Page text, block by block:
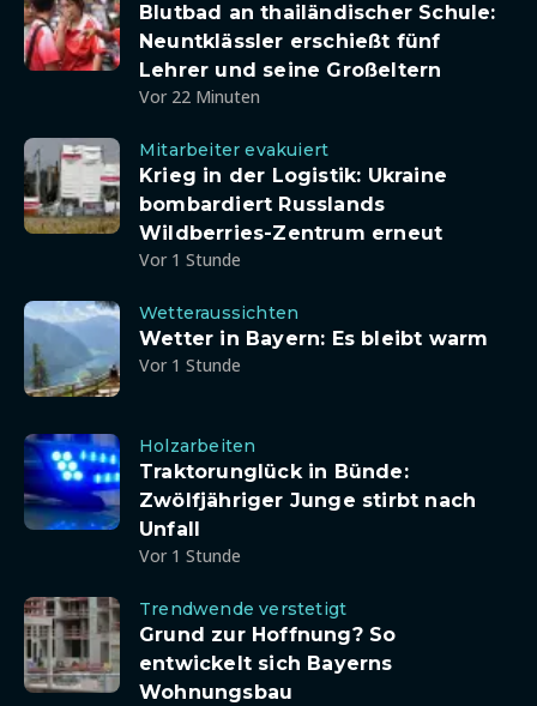
Blutbad an thailändischer Schule:
Neuntklässler erschießt fünf
Lehrer und seine Großeltern
Vor 22 Minuten
Mitarbeiter evakuiert
Krieg in der Logistik: Ukraine
bombardiert Russlands
Wildberries-Zentrum erneut
Vor 1 Stunde
Wetteraussichten
Wetter in Bayern: Es bleibt warm
Vor 1 Stunde
Holzarbeiten
Traktorunglück in Bünde:
Zwölfjähriger Junge stirbt nach
Unfall
Vor 1 Stunde
Trendwende verstetigt
Grund zur Hoffnung? So
entwickelt sich Bayerns
Wohnungsbau